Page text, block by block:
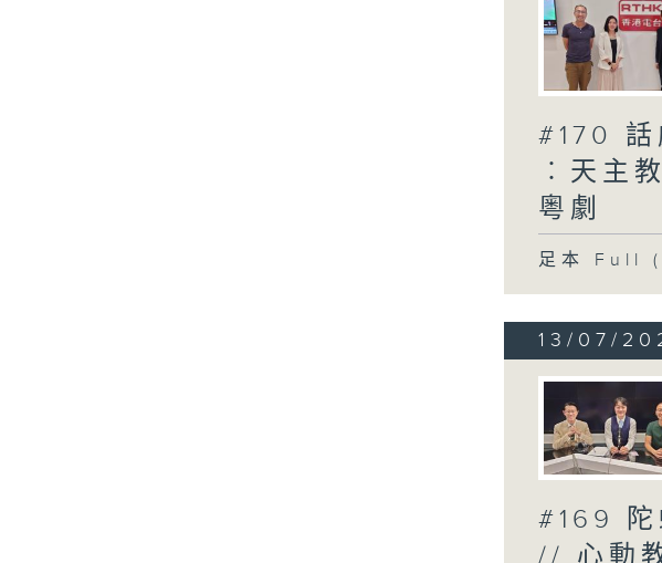
#170 話
︰天主
粵劇
足本 Full
13/07/
#169 陀
// 心動